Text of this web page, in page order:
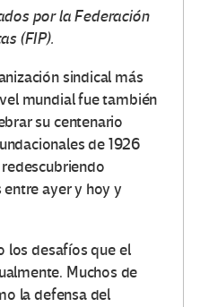
por la Federación
(FIP).
sindical más
mundial fue también
su centenario
de 1926
ayer y hoy y
los desafíos que el
Muchos de
la defensa del